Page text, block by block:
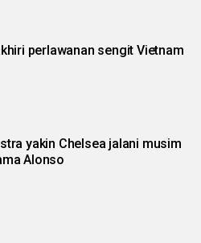
perlawanan sengit Vietnam
yakin Chelsea jalani musim
Alonso